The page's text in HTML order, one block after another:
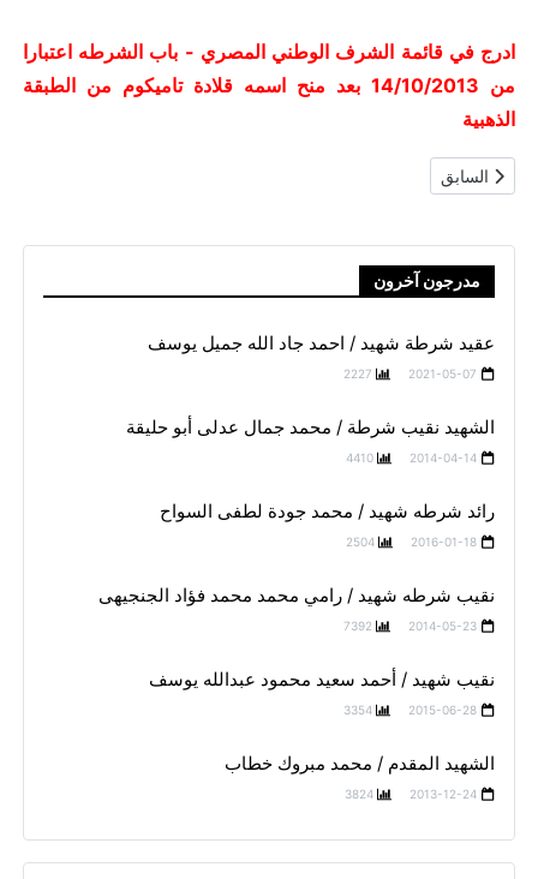
ادرج في قائمة الشرف الوطني المصري - باب الشرطه اعتبارا
من 14/10/2013 بعد منح اسمه قلادة تاميكوم من الطبقة
الذهبية
المقال السابق: الشهيد نقيب شرطه / شادي مجدي عبد الجواد بدر
السابق
مدرجون آخرون
عقيد شرطة شهيد / احمد جاد الله جميل يوسف
2021-05-07
2227
الشهيد نقيب شرطة / محمد جمال عدلى أبو حليقة
2014-04-14
4410
رائد شرطه شهيد / محمد جودة لطفى السواح
2016-01-18
2504
نقيب شرطه شهيد / رامي محمد محمد فؤاد الجنجيهى
2014-05-23
7392
نقيب شهيد / أحمد سعيد محمود عبدالله يوسف
2015-06-28
3354
الشهيد المقدم / محمد مبروك خطاب
2013-12-24
3824